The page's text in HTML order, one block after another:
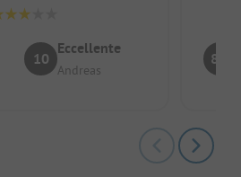
10
Eccellente
Andreas
8.7